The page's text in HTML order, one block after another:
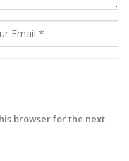
browser for the next